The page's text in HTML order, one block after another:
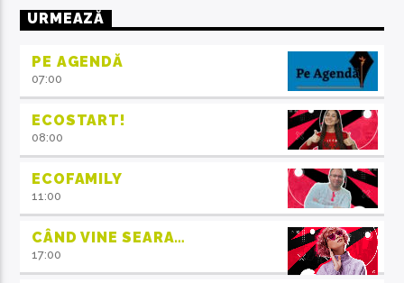
URMEAZĂ
PE AGENDĂ
07:00
ECOSTART!
08:00
ECOFAMILY
11:00
CÂND VINE SEARA…
17:00